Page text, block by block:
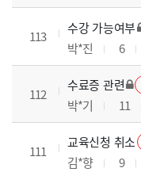
113
수강 가능여부
박*진 6
112
수료증 관련
박*기 11
111
교육신청 취소
김*향 9